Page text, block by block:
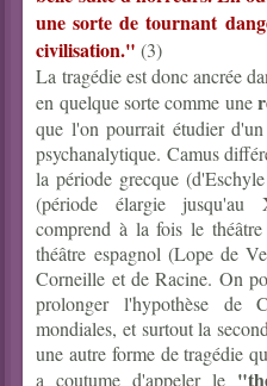
une sorte de tournant
civilisation." (3)
La tragédie est donc ancrée
en quelque sorte comme une
que l'on pourrait étudier
psychanalytique. Camus
la période grecque
(période élargie
comprend à la fois le théâtre
théâtre espagnol (Lope de
Corneille et de Racine. On
prolonger l'hypothèse de
mondiales, et surtout la
une autre forme de tragédie
a coutume d'appeler le